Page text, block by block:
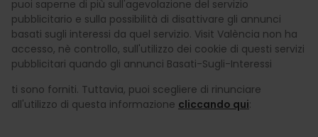
puoi saperne di più sull'agevolazione del servizio
pubblicitario e sulla possibilità di disattivare gli annunci
basati sugli interessi da quel servizio. Visit València non ha
accesso, nè controllo, sull'utilizzo dei cookie di questi servizi
pubblicitari quando gli annunci Basati-Sugli-Interessi
ti sono forniti. Tuttavia, puoi scegliere di rinunciare
all'utilizzo di questa informazione cliccando qui: